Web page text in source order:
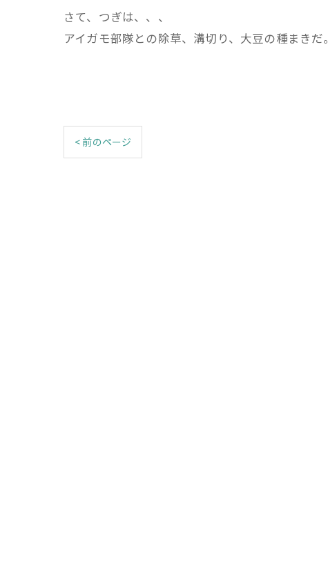
さて、つぎは、、、
アイガモ部隊との除草、溝切り、大豆の種まきだ。
< 前のページ